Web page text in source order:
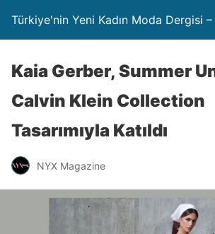
Türkiye'nin Yeni Kadın Moda Dergisi
Kaia Gerber, Summer
Calvin Klein Collection
Tasarımıyla Katıldı
NYX Magazine